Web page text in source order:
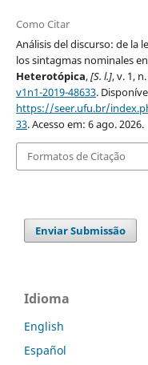
Como Citar
Análisis del discurso: de la
los sintagmas nominales
Heterotópica,[S. l.], v. 1,
v1n1-2019-48633.
https://seer.ufu.br/
33. Acesso em: 6 ago. 2026.
Formatos de Citação
Enviar Submissão
Idioma
English
Español